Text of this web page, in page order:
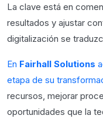
La clave está en
resultados y ajustar
digitalización se
En Fairhall Solutions
etapa de su
recursos, mejorar
oportunidades que la